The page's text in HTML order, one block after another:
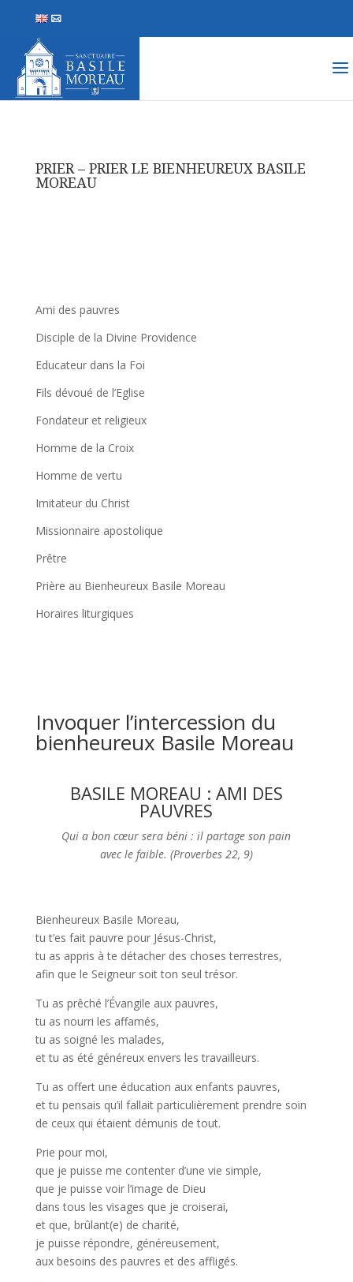
PRIER – PRIER LE BIENHEUREUX BASILE
MOREAU
Ami des pauvres
Disciple de la Divine Providence
Educateur dans la Foi
Fils dévoué de l’Eglise
Fondateur et religieux
Homme de la Croix
Homme de vertu
Imitateur du Christ
Missionnaire apostolique
Prêtre
Prière au Bienheureux Basile Moreau
Horaires liturgiques
Invoquer l’intercession du
bienheureux Basile Moreau
BASILE MOREAU : AMI DES
PAUVRES
Qui a bon cœur sera béni : il partage son pain
avec le faible. (Proverbes 22, 9)
Bienheureux Basile Moreau,
tu t’es fait pauvre pour Jésus-Christ,
tu as appris à te détacher des choses terrestres,
afin que le Seigneur soit ton seul trésor.
Tu as prêché l’Évangile aux pauvres,
tu as nourri les affamés,
tu as soigné les malades,
et tu as été généreux envers les travailleurs.
Tu as offert une éducation aux enfants pauvres,
et tu pensais qu’il fallait particulièrement prendre soin
de ceux qui étaient démunis de tout.
Prie pour moi,
que je puisse me contenter d’une vie simple,
que je puisse voir l’image de Dieu
dans tous les visages que je croiserai,
et que, brûlant(e) de charité,
je puisse répondre, généreusement,
aux besoins des pauvres et des affligés.